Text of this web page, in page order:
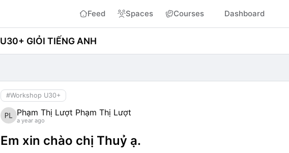
Feed Spaces Courses Dashboard
U30+ GIỎI TIẾNG ANH
#Workshop U30+
Phạm Thị Lượt Phạm Thị Lượt
a year ago
Em xin chào chị Thuỷ ạ.